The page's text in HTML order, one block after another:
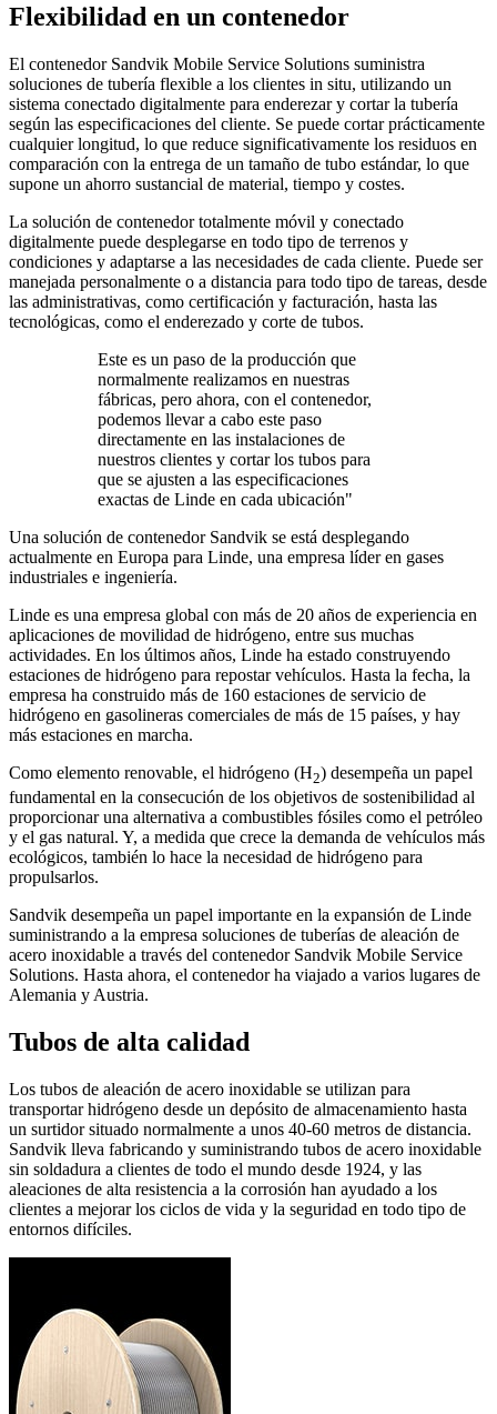
Flexibilidad en un contenedor
El contenedor Sandvik Mobile Service Solutions suministra
soluciones de tubería flexible a los clientes in situ, utilizando un
sistema conectado digitalmente para enderezar y cortar la tubería
según las especificaciones del cliente. Se puede cortar prácticamente
cualquier longitud, lo que reduce significativamente los residuos en
comparación con la entrega de un tamaño de tubo estándar, lo que
supone un ahorro sustancial de material, tiempo y costes.
La solución de contenedor totalmente móvil y conectado
digitalmente puede desplegarse en todo tipo de terrenos y
condiciones y adaptarse a las necesidades de cada cliente. Puede ser
manejada personalmente o a distancia para todo tipo de tareas, desde
las administrativas, como certificación y facturación, hasta las
tecnológicas, como el enderezado y corte de tubos.
Este es un paso de la producción que
normalmente realizamos en nuestras
fábricas, pero ahora, con el contenedor,
podemos llevar a cabo este paso
directamente en las instalaciones de
nuestros clientes y cortar los tubos para
que se ajusten a las especificaciones
exactas de Linde en cada ubicación"
Una solución de contenedor Sandvik se está desplegando
actualmente en Europa para Linde, una empresa líder en gases
industriales e ingeniería.
Linde es una empresa global con más de 20 años de experiencia en
aplicaciones de movilidad de hidrógeno, entre sus muchas
actividades. En los últimos años, Linde ha estado construyendo
estaciones de hidrógeno para repostar vehículos. Hasta la fecha, la
empresa ha construido más de 160 estaciones de servicio de
hidrógeno en gasolineras comerciales de más de 15 países, y hay
más estaciones en marcha.
Como elemento renovable, el hidrógeno (H2) desempeña un papel
fundamental en la consecución de los objetivos de sostenibilidad al
proporcionar una alternativa a combustibles fósiles como el petróleo
y el gas natural. Y, a medida que crece la demanda de vehículos más
ecológicos, también lo hace la necesidad de hidrógeno para
propulsarlos.
Sandvik desempeña un papel importante en la expansión de Linde
suministrando a la empresa soluciones de tuberías de aleación de
acero inoxidable a través del contenedor Sandvik Mobile Service
Solutions. Hasta ahora, el contenedor ha viajado a varios lugares de
Alemania y Austria.
Tubos de alta calidad
Los tubos de aleación de acero inoxidable se utilizan para
transportar hidrógeno desde un depósito de almacenamiento hasta
un surtidor situado normalmente a unos 40-60 metros de distancia.
Sandvik lleva fabricando y suministrando tubos de acero inoxidable
sin soldadura a clientes de todo el mundo desde 1924, y las
aleaciones de alta resistencia a la corrosión han ayudado a los
clientes a mejorar los ciclos de vida y la seguridad en todo tipo de
entornos difíciles.